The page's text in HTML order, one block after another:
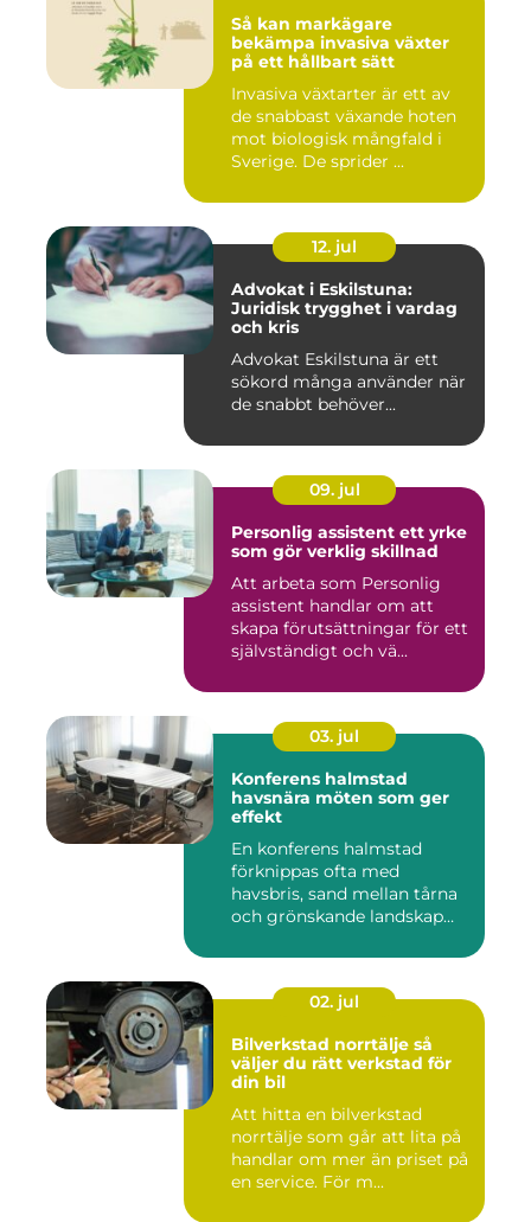
Så kan markägare
bekämpa invasiva växter
på ett hållbart sätt
Invasiva växtarter är ett av
de snabbast växande hoten
mot biologisk mångfald i
Sverige. De sprider ...
12. jul
Advokat i Eskilstuna:
Juridisk trygghet i vardag
och kris
Advokat Eskilstuna är ett
sökord många använder när
de snabbt behöver...
09. jul
Personlig assistent ett yrke
som gör verklig skillnad
Att arbeta som Personlig
assistent handlar om att
skapa förutsättningar för ett
självständigt och vä...
03. jul
Konferens halmstad
havsnära möten som ger
effekt
En konferens halmstad
förknippas ofta med
havsbris, sand mellan tårna
och grönskande landskap
02. jul
Bilverkstad norrtälje så
väljer du rätt verkstad för
din bil
Att hitta en bilverkstad
norrtälje som går att lita på
handlar om mer än priset på
en service. För m...